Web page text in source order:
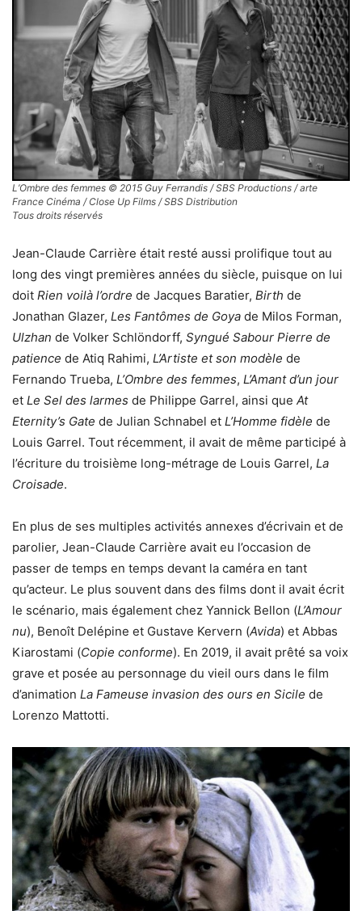
L’Ombre des femmes © 2015 Guy Ferrandis / SBS Productions / arte
France Cinéma / Close Up Films / SBS Distribution
Tous droits réservés
Jean-Claude Carrière était resté aussi prolifique tout au
long des vingt premières années du siècle, puisque on lui
doit Rien voilà l’ordre de Jacques Baratier, Birth de
Jonathan Glazer, Les Fantômes de Goya de Milos Forman,
Ulzhan de Volker Schlöndorff, Syngué Sabour Pierre de
patience de Atiq Rahimi, L’Artiste et son modèle de
Fernando Trueba, L’Ombre des femmes, L’Amant d’un jour
et Le Sel des larmes de Philippe Garrel, ainsi que At
Eternity’s Gate de Julian Schnabel et L’Homme fidèle de
Louis Garrel. Tout récemment, il avait de même participé à
l’écriture du troisième long-métrage de Louis Garrel, La
Croisade.
En plus de ses multiples activités annexes d’écrivain et de
parolier, Jean-Claude Carrière avait eu l’occasion de
passer de temps en temps devant la caméra en tant
qu’acteur. Le plus souvent dans des films dont il avait écrit
le scénario, mais également chez Yannick Bellon (L’Amour
nu), Benoît Delépine et Gustave Kervern (Avida) et Abbas
Kiarostami (Copie conforme). En 2019, il avait prêté sa voix
grave et posée au personnage du vieil ours dans le film
d’animation La Fameuse invasion des ours en Sicile de
Lorenzo Mattotti.